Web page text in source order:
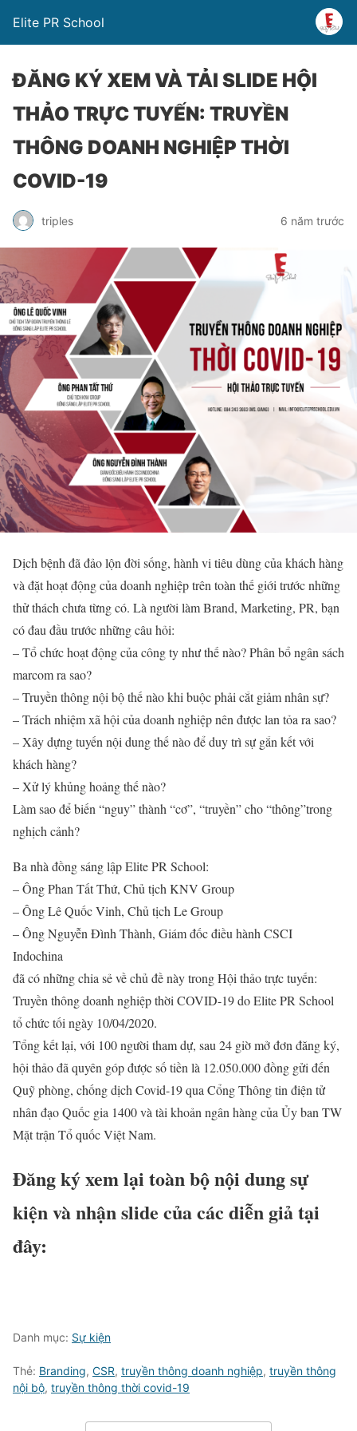
Elite PR School
ĐĂNG KÝ XEM VÀ TẢI SLIDE HỘI
THẢO TRỰC TUYẾN: TRUYỀN
THÔNG DOANH NGHIỆP THỜI
COVID-19
triples 6 năm trước
Dịch bệnh đã đảo lộn đời sống, hành vi tiêu dùng của khách hàng
và đặt hoạt động của doanh nghiệp trên toàn thế giới trước những
thử thách chưa từng có. Là người làm Brand, Marketing, PR, bạn
có đau đầu trước những câu hỏi:
– Tổ chức hoạt động của công ty như thế nào? Phân bổ ngân sách
marcom ra sao?
– Truyền thông nội bộ thế nào khi buộc phải cắt giảm nhân sự?
– Trách nhiệm xã hội của doanh nghiệp nên được lan tỏa ra sao?
– Xây dựng tuyến nội dung thế nào để duy trì sự gắn kết với
khách hàng?
– Xử lý khủng hoảng thế nào?
Làm sao để biến “nguy” thành “cơ”, “truyền” cho “thông”trong
nghịch cảnh?
Ba nhà đồng sáng lập Elite PR School:
– Ông Phan Tất Thứ, Chủ tịch KNV Group
– Ông Lê Quốc Vinh, Chủ tịch Le Group
– Ông Nguyễn Đình Thành, Giám đốc điều hành CSCI
Indochina
đã có những chia sẻ về chủ đề này trong Hội thảo trực tuyến:
Truyền thông doanh nghiệp thời COVID-19 do Elite PR School
tổ chức tối ngày 10/04/2020.
Tổng kết lại, với 100 người tham dự, sau 24 giờ mở đơn đăng ký,
hội thảo đã quyên góp được số tiền là 12.050.000 đồng gửi đến
Quỹ phòng, chống dịch Covid-19 qua Cổng Thông tin điện tử
nhân đạo Quốc gia 1400 và tài khoản ngân hàng của Ủy ban TW
Mặt trận Tổ quốc Việt Nam.
Đăng ký xem lại toàn bộ nội dung sự
kiện và nhận slide của các diễn giả tại
đây:
Danh mục: Sự kiện
Thẻ: Branding, CSR, truyền thông doanh nghiệp, truyền thông
nội bộ, truyền thông thời covid-19